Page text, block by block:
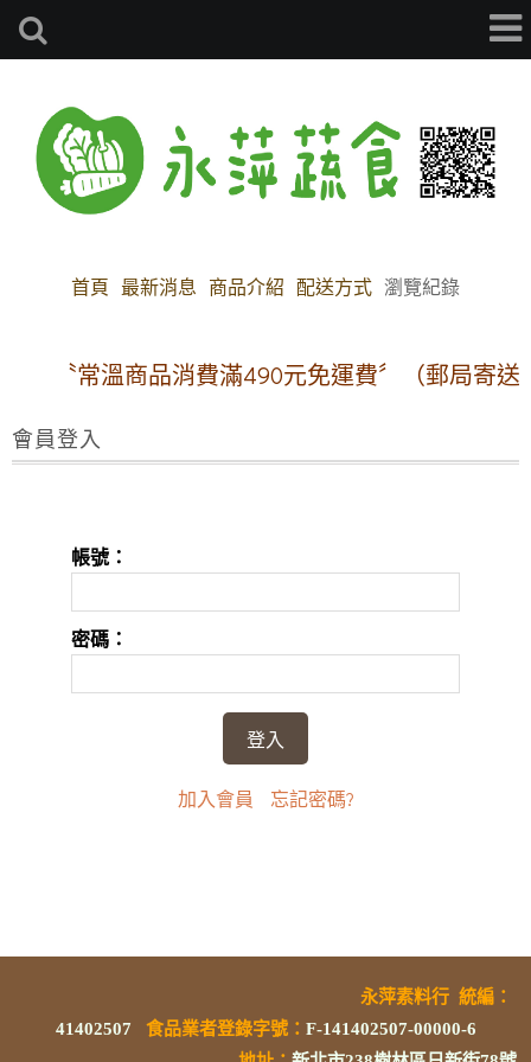
首頁 最新消息 商品介紹 配送方式 瀏覽紀錄
〝常溫商品消費滿490元免運費〞（郵局寄送
會員登入
帳號：
密碼：
加入會員 忘記密碼?
永萍素料行 統編 ：
41402507
食品業者登錄字號： F-141402507-00000-6